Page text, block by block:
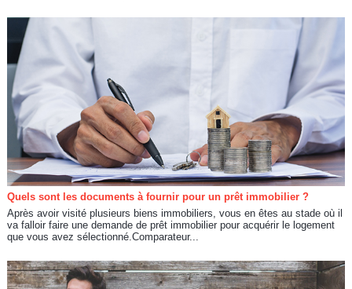
Quels sont les documents à fournir pour un prêt immobilier ?
Après avoir visité plusieurs biens immobiliers, vous en êtes au stade où il
va falloir faire une demande de prêt immobilier pour acquérir le logement
que vous avez sélectionné.Comparateur...